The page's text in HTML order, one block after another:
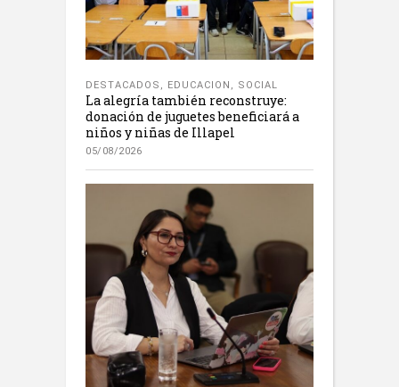
DESTACADOS , EDUCACION , SOCIAL
La alegría también reconstruye:
donación de juguetes beneficiará a
niños y niñas de Illapel
05/08/2026